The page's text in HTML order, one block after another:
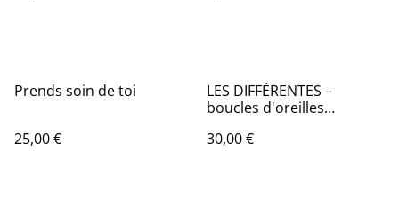
Prends soin de toi
25,00 €
LES DIFFÉRENTES –
boucles d'oreilles
30,00 €